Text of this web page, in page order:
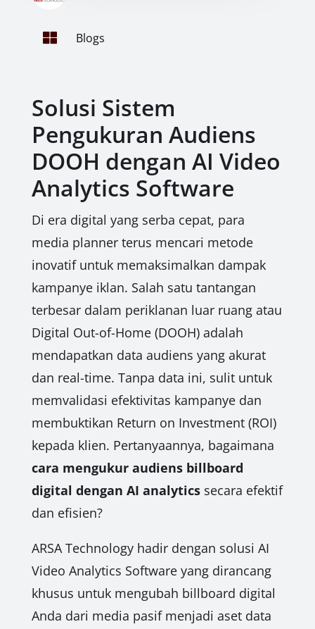
 Blogs
Solusi Sistem
Pengukuran Audiens
DOOH dengan AI Video
Analytics Software
Di era digital yang serba cepat, para
media planner terus mencari metode
inovatif untuk memaksimalkan dampak
kampanye iklan. Salah satu tantangan
terbesar dalam periklanan luar ruang atau
Digital Out-of-Home (DOOH) adalah
mendapatkan data audiens yang akurat
dan real-time. Tanpa data ini, sulit untuk
memvalidasi efektivitas kampanye dan
membuktikan Return on Investment (ROI)
kepada klien. Pertanyaannya, bagaimana
cara mengukur audiens billboard
digital dengan AI analyticssecara efektif
dan efisien?
ARSA Technology hadir dengan solusi AI
Video Analytics Software yang dirancang
khusus untuk mengubah billboard digital
Anda dari media pasif menjadi aset data